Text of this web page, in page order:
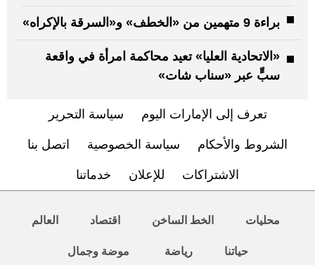
براءة 9 متهمين من «الخطف» و«السرقة بالإكراه»
«الاتحادية العليا» تعيد محاكمة امرأة في واقعة
سبٍّ عبر «سناب شات»
تعرف إلى الإمارات اليوم سياسة التحرير
الشروط والأحكام سياسة الخصوصية اتصل بنا
الاشتراكات للإعلان خدماتنا
محليات الخط الساخن اقتصاد العالم
حياتنا رياضة موضة وجمال